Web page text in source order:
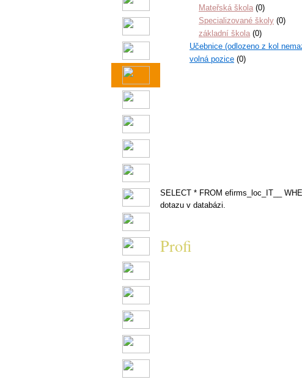
Mateřská škola (0)
Specializované školy (0)
základní škola (0)
Učebnice (odlozeno z kol
volná pozice (0)
SELECT * FROM efirms_loc_IT__
dotazu v databázi.
Profi